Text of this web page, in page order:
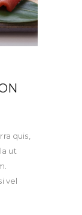
quis,
ut
vel